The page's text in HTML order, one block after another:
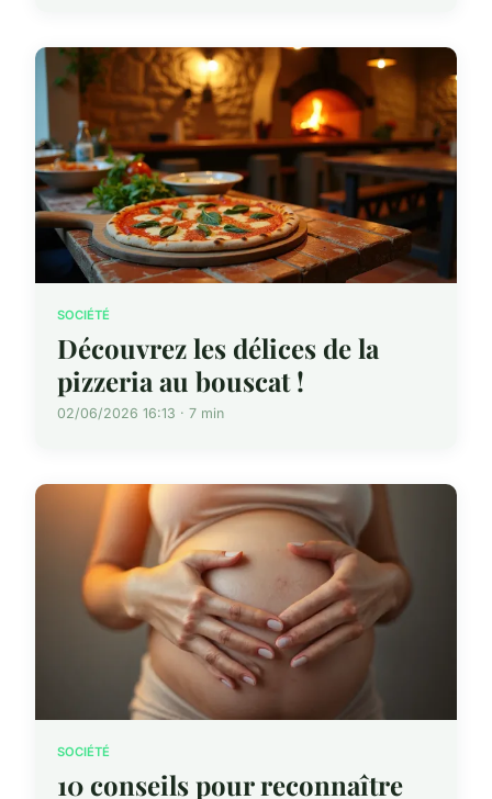
SOCIÉTÉ
Découvrez les délices de la
pizzeria au bouscat !
02/06/2026 16:13 · 7 min
SOCIÉTÉ
10 conseils pour reconnaître